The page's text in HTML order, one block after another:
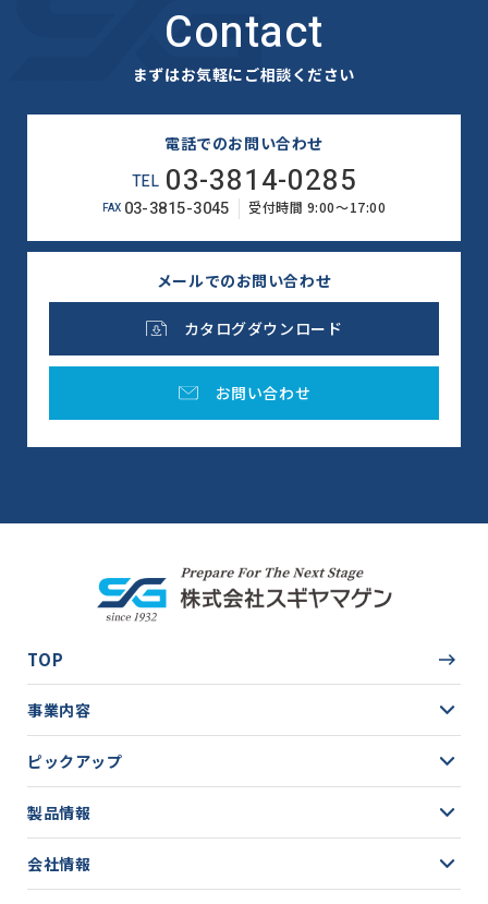
Contact
まずはお気軽にご相談ください
電話でのお問い合わせ
TEL 03-3814-0285
FAX 03-3815-3045 受付時間 9:00～17:00
メールでのお問い合わせ
カタログダウンロード
お問い合わせ
TOP
事業内容
ピックアップ
製品情報
会社情報